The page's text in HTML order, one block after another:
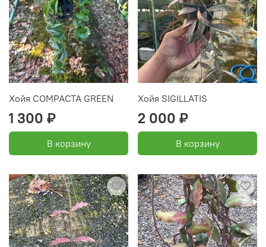
Хойя COMPACTA GREEN
1 300 ₽
В корзину
Хойя SIGILLATIS
2 000 ₽
В корзину